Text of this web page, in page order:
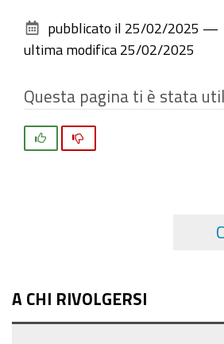
documento
pubblicato il 25/02/2025 —
ultima modifica 25/02/2025
Questa pagina ti è stata
A CHI RIVOLGERSI